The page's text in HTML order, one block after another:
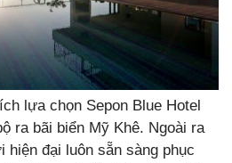
lựa chọn Sepon Blue Hotel
ra bãi biển Mỹ Khê. Ngoài ra
hiện đại luôn sẵn sàng phục